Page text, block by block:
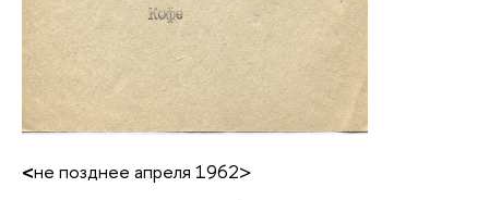
<не позднее апреля 1962>